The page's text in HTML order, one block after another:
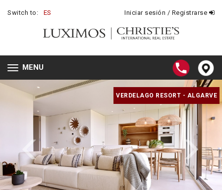
Switch to: ES Iniciar sesión / Registrarse
Toggle
navigation
MENU
VERDELAGO RESORT - ALGARVE